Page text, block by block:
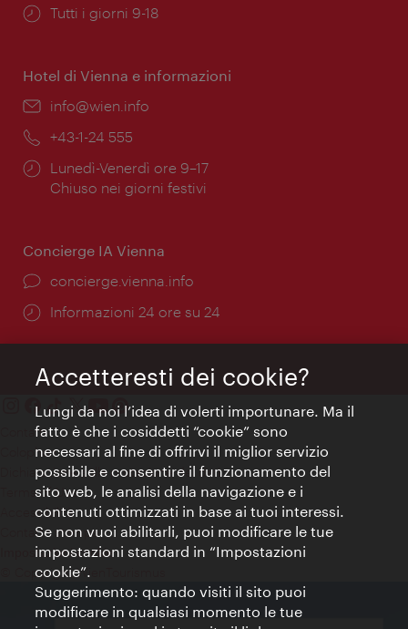
Orari
Tutti i giorni 9-18
Hotel di Vienna e informazioni
Email:
info@wien.info
Telefono:
+43-1-24 555
Orari
di
Lunedì-Venerdì ore 9–17
Chiuso nei giorni festivi
Concierge IA Vienna
Ort:
concierge.vienna.info
Öffnungszeiten:
Informazioni 24 ore su 24
Contatti
Colophon
Dichiarazione sulla protezione dei dati
Terms of Use
Accessibilità
Contatto stampa
Impostazioni cookie
© Copyright WienTourismus
Accetteresti dei cookie?
Lungi da noi l’idea di volerti importunare. Ma il
fatto è che i cosiddetti “cookie” sono
necessari al fine di offrirvi il miglior servizio
possibile e consentire il funzionamento del
sito web, le analisi della navigazione e i
contenuti ottimizzati in base ai tuoi interessi.
Se non vuoi abilitarli, puoi modificare le tue
impostazioni standard in “Impostazioni
cookie”.
Suggerimento: quando visiti il sito puoi
modificare in qualsiasi momento le tue